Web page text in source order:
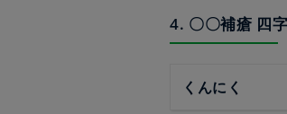
4. 〇〇補瘡 四
くんにく